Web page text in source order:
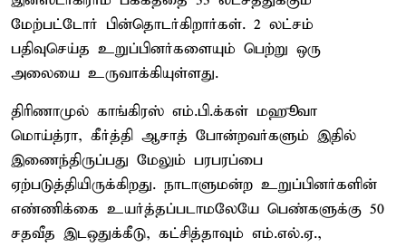
மேற்பட்டோர் பின்தொடர்கிறார்கள். 2 லட்சம்
பதிவுசெய்த உறுப்பினர்களையும் பெற்று ஒரு
அலையை உருவாக்கியுள்ளது.
திரிணாமுல் காங்கிரஸ் எம்.பி.க்கள் மஹூவா
மொய்த்ரா, கீர்த்தி ஆசாத் போன்றவர்களும் இதில்
இணைந்திருப்பது மேலும் பரபரப்பை
ஏற்படுத்தியிருக்கிறது. நாடாளுமன்ற உறுப்பினர்களின்
எண்ணிக்கை உயர்த்தப்படாமலேயே பெண்களுக்கு 50
சதவீத இடஒதுக்கீடு, கட்சித்தாவும் எம்.எல்.ஏ.,